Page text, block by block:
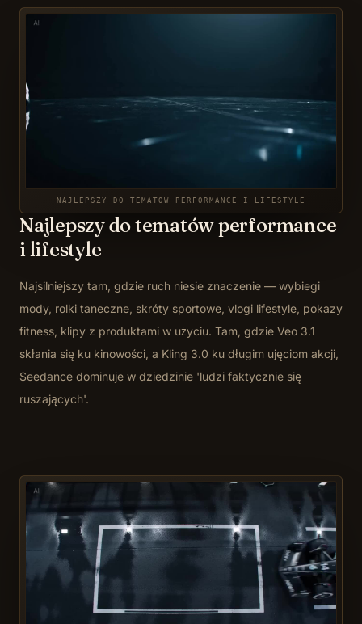
NAJLEPSZY DO TEMATÓW PERFORMANCE I LIFESTYLE
Najlepszy do tematów performance
i lifestyle
Najsilniejszy tam, gdzie ruch niesie znaczenie — wybiegi
mody, rolki taneczne, skróty sportowe, vlogi lifestyle, pokazy
fitness, klipy z produktami w użyciu. Tam, gdzie Veo 3.1
skłania się ku kinowości, a Kling 3.0 ku długim ujęciom akcji,
Seedance dominuje w dziedzinie 'ludzi faktycznie się
ruszających'.